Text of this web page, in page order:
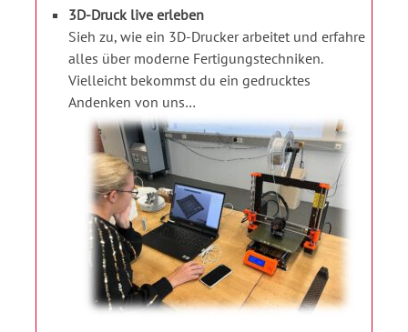
3D-Druck live erleben
Sieh zu, wie ein 3D-Drucker arbeitet und erfahre
alles über moderne Fertigungstechniken.
Vielleicht bekommst du ein gedrucktes
Andenken von uns…